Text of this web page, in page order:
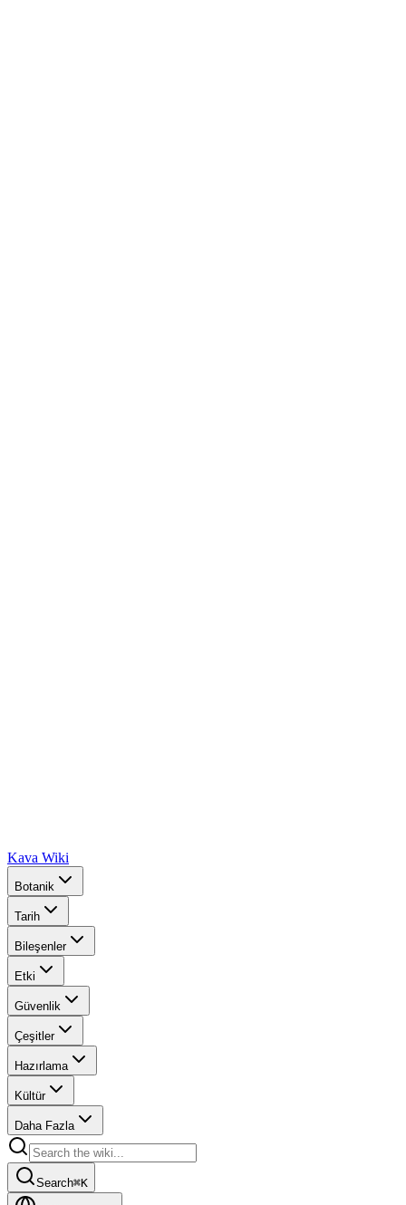
Kava Wiki
Botanik
Tarih
Bileşenler
Etki
Güvenlik
Çeşitler
Hazırlama
Kültür
Daha Fazla
Search⌘K